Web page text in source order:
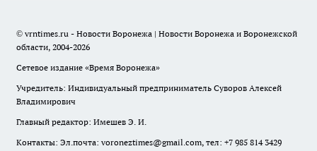
© vrntimes.ru - Новости Воронежа | Новости Воронежа и Воронежской
области, 2004-2026
Сетевое издание «Время Воронежа»
Учредитель: Индивидуальный предприниматель Суворов Алексей
Владимирович
Главный редактор: Имешев Э. И.
Контакты: Эл.почта: voroneztimes@gmail.com, тел: +7 985 814 3429